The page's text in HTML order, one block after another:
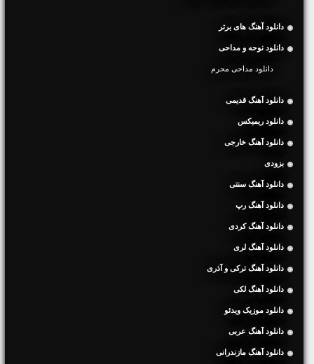
دانلود آهنگ های برتر
دانلود نوحه و مداحی
دانلود مداحی محرم
دانلود آهنگ قدیمی
دانلود ریمیکس
دانلود آهنگ خارجی
بزودی
دانلود آهنگ سنتی
دانلود آهنگ رپ
دانلود آهنگ کردی
دانلود آهنگ لری
دانلود آهنگ ترکی و آذری
دانلود آهنگ لکی
دانلود موزیک ویدئو
دانلود آهنگ عربی
دانلود آهنگ مازندرانی